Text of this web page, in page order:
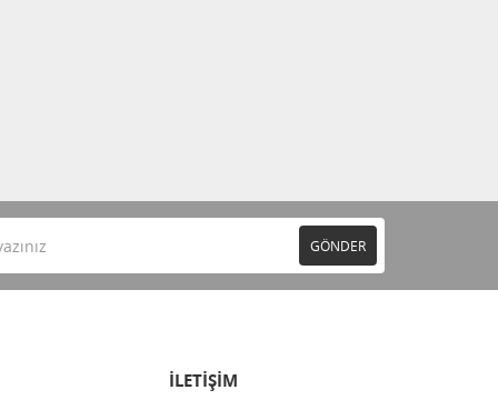
GÖNDER
İLETİŞİM